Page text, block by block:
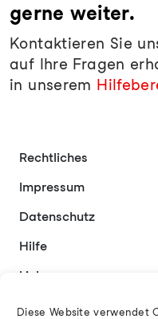
gerne weiter.
Kontaktieren Sie
auf Ihre Fragen
in unserem
Rechtliches
Impressum
Datenschutz
Hilfe
Links
Kontakt
Diese Website verwendet